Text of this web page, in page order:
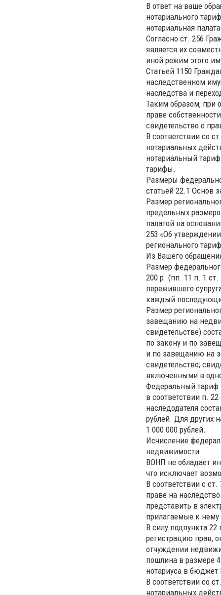
В ответ на ваше
нотариального
нотариальная
Согласно ст. 256
является их
иной режим этого
Статьей 1150
наследственном
наследства и
Таким образом, при
праве
свидетельство о
В соответствии со
нотариальных
нотариальный
тарифы.
Размеры
статьей 22.1 Основ
Размер
предельных
палатой на
253 «Об
регионального
Из Вашего
Размер
200 р. (пп. 11 п. 1
пережившего
каждый
Размер
завещанию на
свидетельстве)
по закону и по
и по завещанию на
свидетельство;
включенными в
Федеральный тариф
в соответствии п.
наследодателя
рублей. Для других
1 000 000 рублей.
Исчисление
недвижимости.
ВОНП не обладает
что исключает
В соответствии с
праве на
представить в
прилагаемые к
В силу подпункта
регистрацию прав,
отчуждении
пошлина в размере
нотариуса в
В соответствии со
нотариальных